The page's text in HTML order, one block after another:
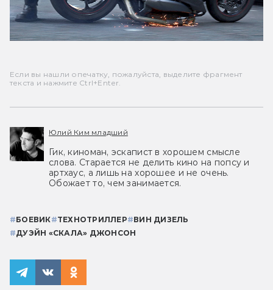
Если вы нашли опечатку, пожалуйста, выделите фрагмент
текста и нажмите Ctrl+Enter.
Юлий Ким младший
Гик, киноман, эскапист в хорошем смысле
слова. Старается не делить кино на попсу и
артхаус, а лишь на хорошее и не очень.
Обожает то, чем занимается.
#БОЕВИК#ТЕХНОТРИЛЛЕР#ВИН ДИЗЕЛЬ
#ДУЭЙН «СКАЛА» ДЖОНСОН